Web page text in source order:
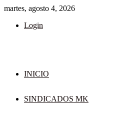
martes, agosto 4, 2026
Login
INICIO
SINDICADOS MK